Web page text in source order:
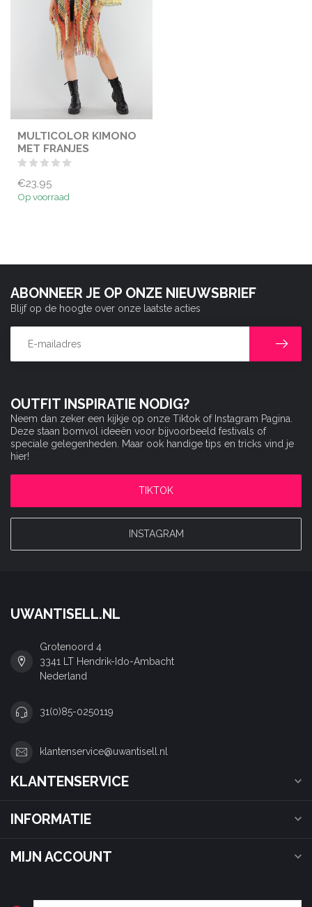
MULTICOLOR KIMONO
MET FRANJES
€23,95
Op voorraad
OUTFIT INSPIRATIE NODIG?
Neem dan zeker een kijkje op onze Tiktok of Instagram Pagina.
Deze staan bomvol ideeën voor bijvoorbeeld festivals of
speciale gelegenheden. Maar ook handige tips en tricks vind je
hier!
TIKTOK
INSTAGRAM
ABONNEER JE OP ONZE NIEUWSBRIEF
Blijf op de hoogte over onze laatste acties
UWANTISELL.NL
Grotenoord 4
3341 LT Hendrik-Ido-Ambacht
Nederland
31(0)85-0250119
klantenservice@uwantisell.nl
KLANTENSERVICE
INFORMATIE
MIJN ACCOUNT